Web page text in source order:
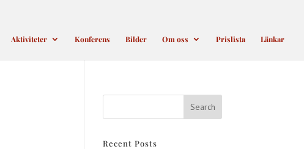
Aktiviteter Konferens Bilder Om oss Prislista Länkar
Recent Posts